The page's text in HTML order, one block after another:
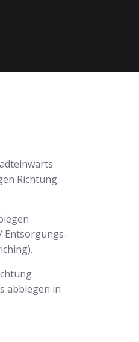
Richtung
Entsorgungs-
abbiegen in